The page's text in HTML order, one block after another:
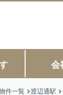
会
件一覧 渡辺通駅